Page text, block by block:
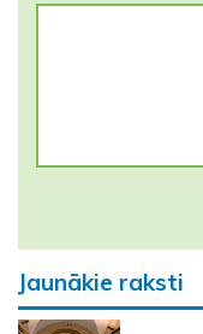
Jaunākie raksti